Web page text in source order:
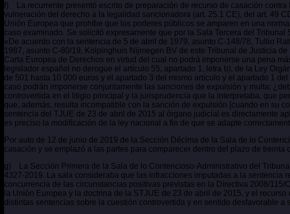
f) La recurrente presentó escrito de preparación de recurso de casación
vulneración del derecho a la legalidad sancionadora (art. 25.1 CE), del art. 49
Unión Europea que prohíbe que los poderes públicos se amparen en una
caso examinado. Se solicitó expresamente que por la Sala Tercera del
«De acuerdo con la sentencia de 5 de abril de 1979, asunto C-148/78, Tullio
1987, asunto C-80/19, Kolpinghuis Nijmegen BV de este Tribunal de Justicia
Carta Europea de Derechos en virtud del cual no podrá imponerse una pena
legislador español no derogue el artículo 55, apartado 1, letra b), de la Ley
de 501 hasta 10 000 euros y el apartado 3 del mismo artículo y el apartado 1
caso podrán imponerse conjuntamente las sanciones de expulsión y multa;
controvertida en el litigio principal y la jurisprudencia que la interpretaba, que
que, además, resulta incompatible con la sanción de expulsión [cuando en su
sentencia del TJUE de 23 de abril de 2015 al órgano judicial es directamente
es preciso la modificación de la ley nacional a fin de que se adapte
Por auto de 12 de junio de 2019 de la Sección Décima de la Sala de lo
casación y se emplazó a las partes para comparecer dentro del plazo de
g) La Sección Primera de la Sala de lo Contencioso-Administrativo del
4327-2019. La sala consideraba que las infracciones imputadas a la
concurrencia de las circunstancias positivas previstas en la Directiva 2008/
la Unión Europea y la doctrina de la STJUE de 23 de abril de 2015, y el
distintas sentencias sobre la cuestión controvertida y en sentido desfavorable a